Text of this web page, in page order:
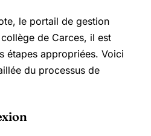
le portail de gestion
de Carces, il est
étapes appropriées. Voici
du processus de